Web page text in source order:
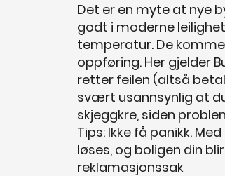
Det er en myte at nye
godt i moderne
temperatur. De
oppføring. Her gjelder
retter feilen (altså
svært usannsynlig at
skjeggkre, siden
Tips: Ikke få panikk.
løses, og boligen din
reklamasjonssak